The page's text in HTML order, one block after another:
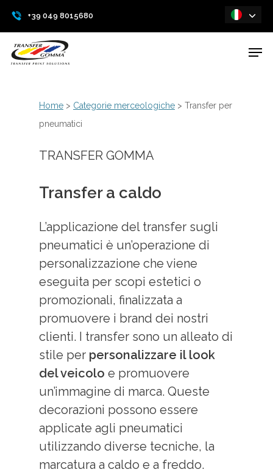
Skip
main
content
+39 049 8015680
Home > Categorie merceologiche > Transfer per
pneumatici
TRANSFER GOMMA
Transfer a caldo
L’applicazione del transfer sugli
pneumatici è un’operazione di
personalizzazione che viene
eseguita per scopi estetici o
promozionali, finalizzata a
promuovere i brand dei nostri
clienti. I transfer sono un alleato di
stile per personalizzare il look
del veicolo e promuovere
un’immagine di marca. Queste
decorazioni possono essere
applicate agli pneumatici
utilizzando diverse tecniche, la
marcatura a caldo e a freddo.